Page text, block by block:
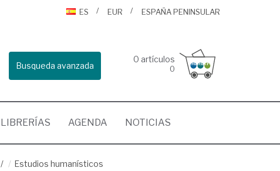
ES
EUR ESPAÑA PENINSULAR
Busqueda avanzada
0 artículos
0
LIBRERÍAS AGENDA NOTICIAS
/ Estudios humanísticos